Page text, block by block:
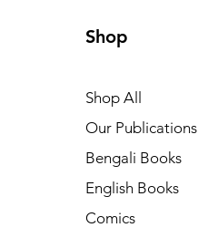
Shop
Shop All
Our Publications
Bengali Books
English Books
Comics